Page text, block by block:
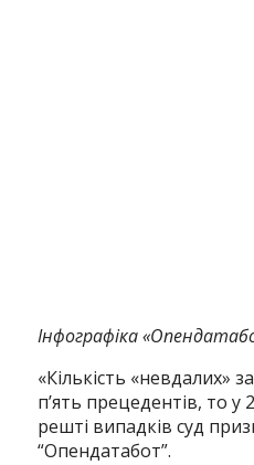
Інфографіка
«Кількість «невдалих»
п’ять прецедентів, то
решті випадків суд
“Опендатабот”.
Instagram